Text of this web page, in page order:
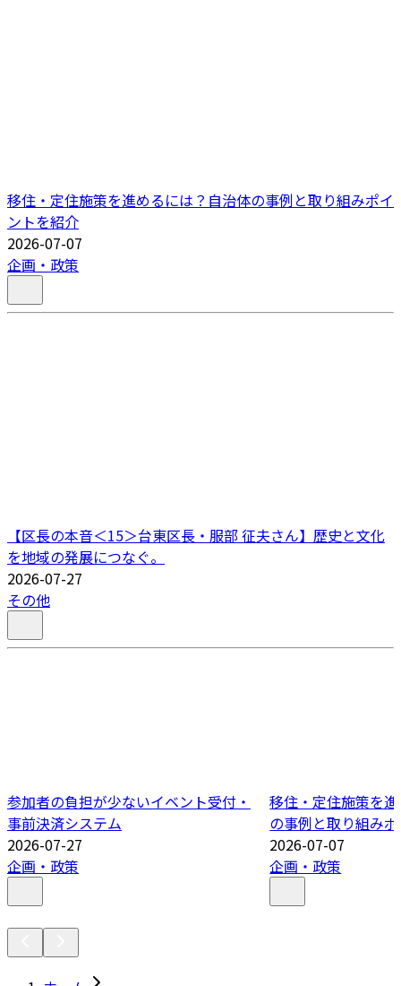
移住・定住施策を進めるには？自治体の事例と取り組みポイ
ントを紹介
2026-07-07
企画・政策
【区長の本音＜15＞台東区長・服部 征夫さん】歴史と文化
を地域の発展につなぐ。
2026-07-27
その他
参加者の負担が少ないイベント受付・
事前決済システム
2026-07-27
企画・政策
移住・定住施策を
の事例と取り組み
2026-07-07
企画・政策